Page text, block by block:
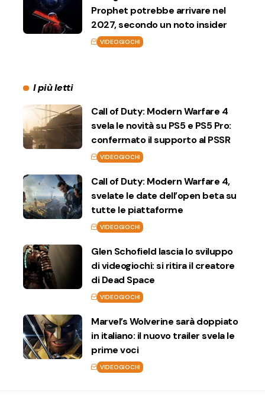
Prophet potrebbe arrivare nel
2027, secondo un noto insider
VIDEOGIOCHI
I più letti
Call of Duty: Modern Warfare 4
svela le novità su PS5 e PS5 Pro:
confermato il supporto al PSSR
VIDEOGIOCHI
Call of Duty: Modern Warfare 4,
svelate le date dell’open beta su
tutte le piattaforme
VIDEOGIOCHI
Glen Schofield lascia lo sviluppo
di videogiochi: si ritira il creatore
di Dead Space
VIDEOGIOCHI
Marvel’s Wolverine sarà doppiato
in italiano: il nuovo trailer svela le
prime voci
VIDEOGIOCHI